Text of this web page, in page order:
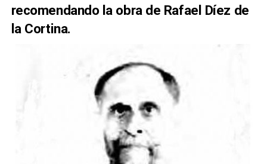
recomendando la obra de Rafael Díez de
la Cortina.